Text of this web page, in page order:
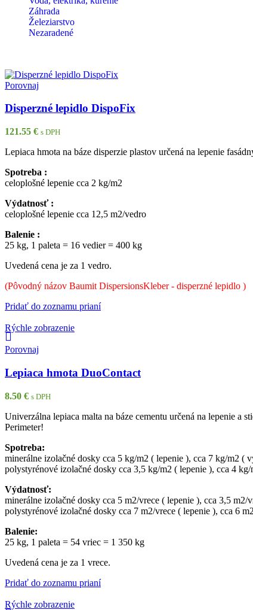
Záhrada
Železiarstvo
Nezaradené
Porovnaj
Disperzné lepidlo DispoFix
121.55 € s DPH
Lepiaca hmota na báze disperzie plastov určená na lepenie
Spotreba :
celoplošné lepenie cca 2 kg/m2
Výdatnosť :
celoplošné lepenie cca 12,5 m2/vedro
Balenie :
25 kg, 1 paleta = 16 vedier = 400 kg
Uvedená cena je za 1 vedro.
(Pôvodný názov Baumit DispersionsKleber - disperzné lepidlo )
Pridať do zoznamu prianí
Rýchle zobrazenie
Porovnaj
Lepiaca hmota DuoContact
8.50 € s DPH
Univerzálna lepiaca malta na báze cementu určená na lepenie
Perimeter!
Spotreba:
minerálne izolačné dosky cca 5 kg/m2 ( lepenie ), cca 7 kg/m2 (
polystyrénové izolačné dosky cca 3,5 kg/m2 ( lepenie ), cca 4
Výdatnosť:
minerálne izolačné dosky cca 5 m2/vrece ( lepenie ), cca 3,5
polystyrénové izolačné dosky cca 7 m2/vrece ( lepenie ), cca 6
Balenie:
25 kg, 1 paleta = 54 vriec = 1 350 kg
Uvedená cena je za 1 vrece.
Pridať do zoznamu prianí
Rýchle zobrazenie